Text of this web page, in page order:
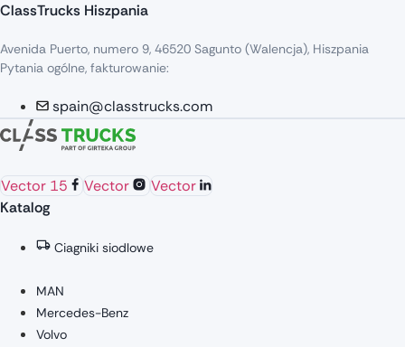
ClassTrucks Hiszpania
Avenida Puerto, numero 9, 46520 Sagunto (Walencja), Hiszpania
Pytania ogólne, fakturowanie:
spain@classtrucks.com
Vector 15 Vector
Vector
Katalog
Ciagniki siodlowe
MAN
Mercedes-Benz
Volvo